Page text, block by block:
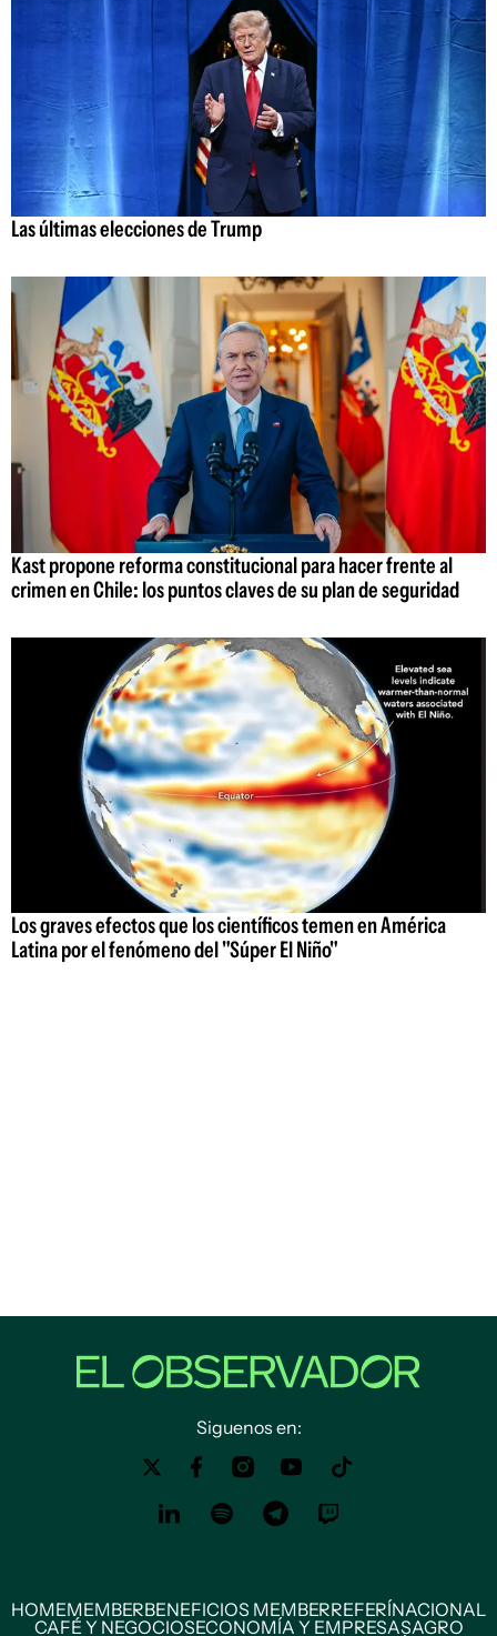
Las últimas elecciones de Trump
Kast propone reforma constitucional para hacer frente al
crimen en Chile: los puntos claves de su plan de seguridad
Los graves efectos que los científicos temen en América
Latina por el fenómeno del "Súper El Niño"
Siguenos en:
HOMEMEMBERBENEFICIOS MEMBERREFERÍNACIONAL
CAFÉ Y NEGOCIOSECONOMÍA Y EMPRESASAGRO